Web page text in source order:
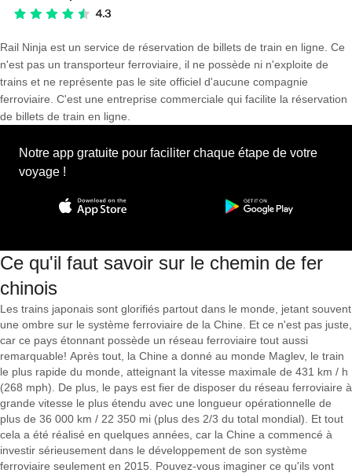
Rail Ninja est un service de réservation de billets de train en ligne. Ce
n'est pas un transporteur ferroviaire, il ne possède ni n'exploite de
trains et ne représente pas le site officiel d'aucune compagnie
ferroviaire. C'est une entreprise commerciale qui facilite la réservation
de billets de train en ligne.
Notre app gratuite pour faciliter chaque étape de votre
voyage !
Ce qu'il faut savoir sur le chemin de fer
chinois
Les trains japonais sont glorifiés partout dans le monde, jetant souvent
une ombre sur le système ferroviaire de la Chine. Et ce n'est pas juste,
car ce pays étonnant possède un réseau ferroviaire tout aussi
remarquable! Après tout, la Chine a donné au monde Maglev, le train
le plus rapide du monde, atteignant la vitesse maximale de 431 km / h
(268 mph). De plus, le pays est fier de disposer du réseau ferroviaire à
grande vitesse le plus étendu avec une longueur opérationnelle de
plus de 36 000 km / 22 350 mi (plus des 2/3 du total mondial). Et tout
cela a été réalisé en quelques années, car la Chine a commencé à
investir sérieusement dans le développement de son système
ferroviaire seulement en 2015. Pouvez-vous imaginer ce qu'ils vont